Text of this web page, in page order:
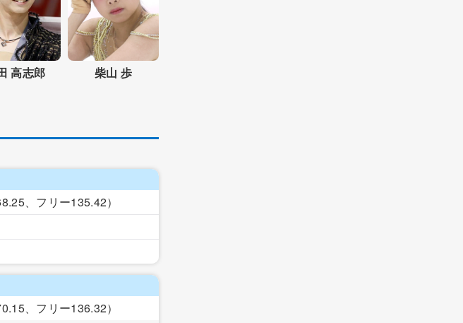
高志郎 柴山 歩
、フリー135.42）
、フリー136.32）